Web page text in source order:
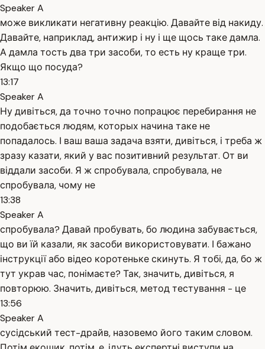
Speaker A
може викликати негативну реакцію. Давайте від накиду.
Давайте, наприклад, антижир і ну і ще щось таке дамла.
А дамла тость два три засоби, то есть ну краще три.
Якщо що посуда?
13:17
Speaker A
Ну дивіться, да точно точно попрацює перебирання не
подобається людям, которых начина таке не
попадалось. І ваш ваша задача взяти, дивіться, і треба ж
зразу казати, який у вас позитивний результат. От ви
віддали засоби. Я ж спробувала, спробувала, не
спробувала, чому не
13:38
Speaker A
спробувала? Давай пробувать, бо людина забувається,
що ви їй казали, як засоби використовувати. І бажано
інструкції або відео коротеньке скинуть. Я тобі, да, бо ж
тут украв час, понімаєте? Так, значить, дивіться, я
повторюю. Значить, дивіться, метод тестування - це
13:56
Speaker A
сусідський тест-драйв, назовемо його таким словом.